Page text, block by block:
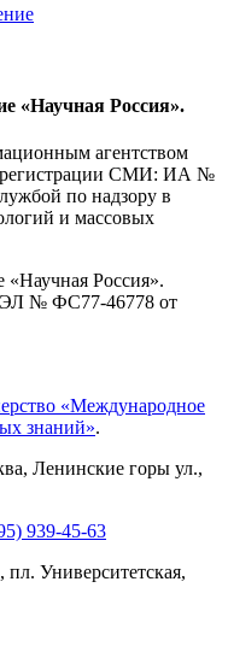
«Научная Россия».
агентством
регистрации СМИ: ИА №
по надзору в
и массовых
«Научная Россия».
ЭЛ № ФС77-46778 от
«Международное
знаний».
, Ленинские горы ул.,
939-45-63
, пл. Университетская,